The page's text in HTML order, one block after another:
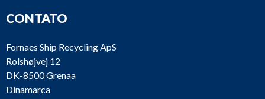
CONTATO
Fornaes Ship Recycling ApS
Rolshøjvej 12
DK-8500 Grenaa
Dinamarca